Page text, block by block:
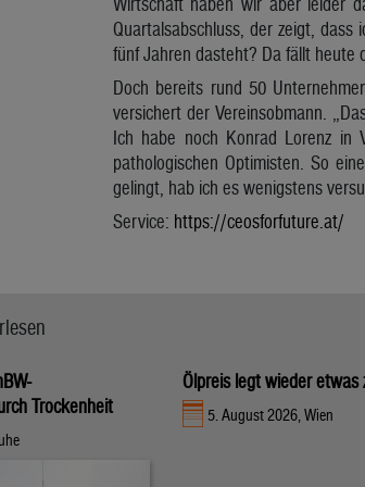
Quartalsabschluss, der zeigt,
fünf Jahren dasteht? Da fällt heute
Doch bereits rund 50
versichert der Vereinsobmann.
Ich habe noch Konrad Lorenz in
pathologischen Optimisten. So
gelingt, hab ich es wenigstens
Service: https://ceosforfuture.at/
Trockenheit
Ölpreis legt wieder etwas
5. August 2026, Wien